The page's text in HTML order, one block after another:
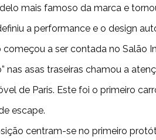
mais famoso da marca e
a performance e o design
começou a ser contada no
nas asas traseiras chamou a
de Paris. Este foi o primeiro
escape.
centram-se no primeiro